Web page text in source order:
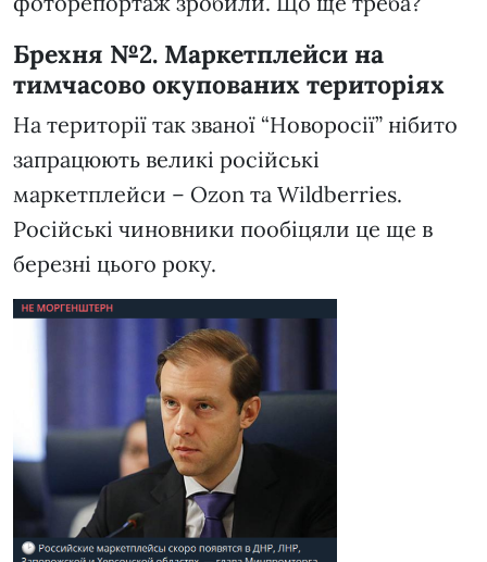
Брехня №2. Маркетплейси на
тимчасово окупованих територіях
На території так званої “Новоросії” нібито
запрацюють великі російські
маркетплейси – Ozon та Wildberries.
Російські чиновники пообіцяли це ще в
березні цього року.